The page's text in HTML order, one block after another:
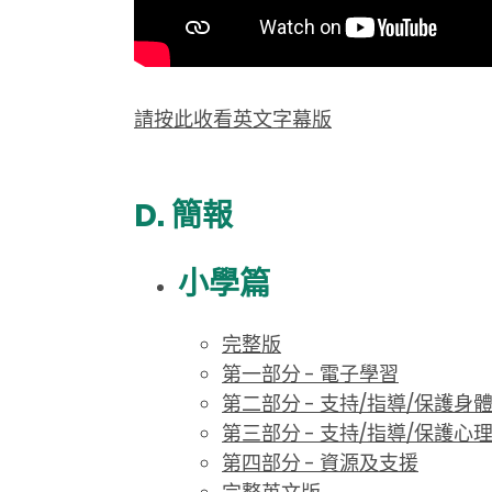
請按此收看英文字幕版
D. 簡報
小學篇
完整版
第一部分 - 電子學習
第二部分 - 支持/指導/保護身
第三部分 - 支持/指導/保護心
第四部分 - 資源及支援